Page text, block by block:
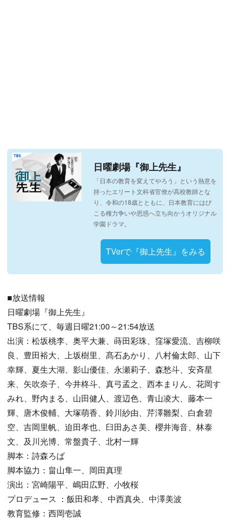
日曜劇場『御上先生』
「日本の教育を変えてやろう」という熱意を
持ったエリート文科省官僚が高校教師とな
り、令和の18歳とともに、日本教育にはび
こる権力争いや思惑へ立ち向かうオリジナル
学園ドラマ。
TVerで『御上先生』をみる
■放送情報
日曜劇場『御上先生』
TBS系にて、毎週日曜21:00～21:54放送
出演：松坂桃李、奥平大兼、蒔田彩珠、窪塚愛流、吉柳咲
良、豊田裕大、上坂樹里、髙石あかり、八村倫太郎、山下
幸輝、夏生大湖、影山優佳、永瀬莉子、森愁斗、安斉星
来、矢吹奈子、今井柊斗、真弓孟之、西本まりん、花岡す
みれ、野内まる、山田健人、渡辺色、青山凌大、藤本一
輝、唐木俊輔、大塚萌香、鈴川紗由、芹澤雛梨、白倉碧
空、吉岡里帆、迫田孝也、臼田あさ美、櫻井海音、林泰
文、及川光博、常盤貴子、北村一輝
脚本：詩森ろば
脚本協力：畠山隼一、岡田真理
演出：宮崎陽平、嶋田広野、小牧桜
プロデュース ：飯田和孝、中西真央、中澤美波
教育監修：西岡壱誠